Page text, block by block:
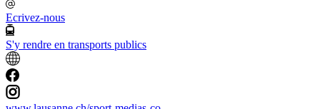
Ecrivez-nous
S'y rendre en transports publics